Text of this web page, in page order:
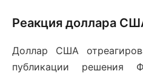
Реакция доллара
Доллар США
публикации решения